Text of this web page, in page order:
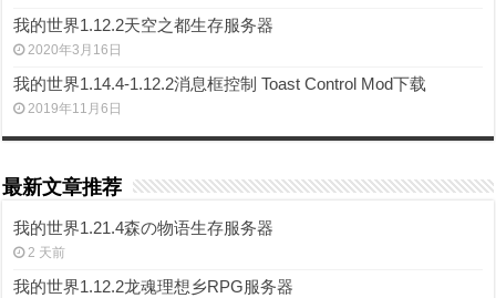
我的世界1.12.2天空之都生存服务器
2020年3月16日
我的世界1.14.4-1.12.2消息框控制 Toast Control Mod下载
2019年11月6日
最新文章推荐
我的世界1.21.4森の物语生存服务器
2 天前
我的世界1.12.2龙魂理想乡RPG服务器